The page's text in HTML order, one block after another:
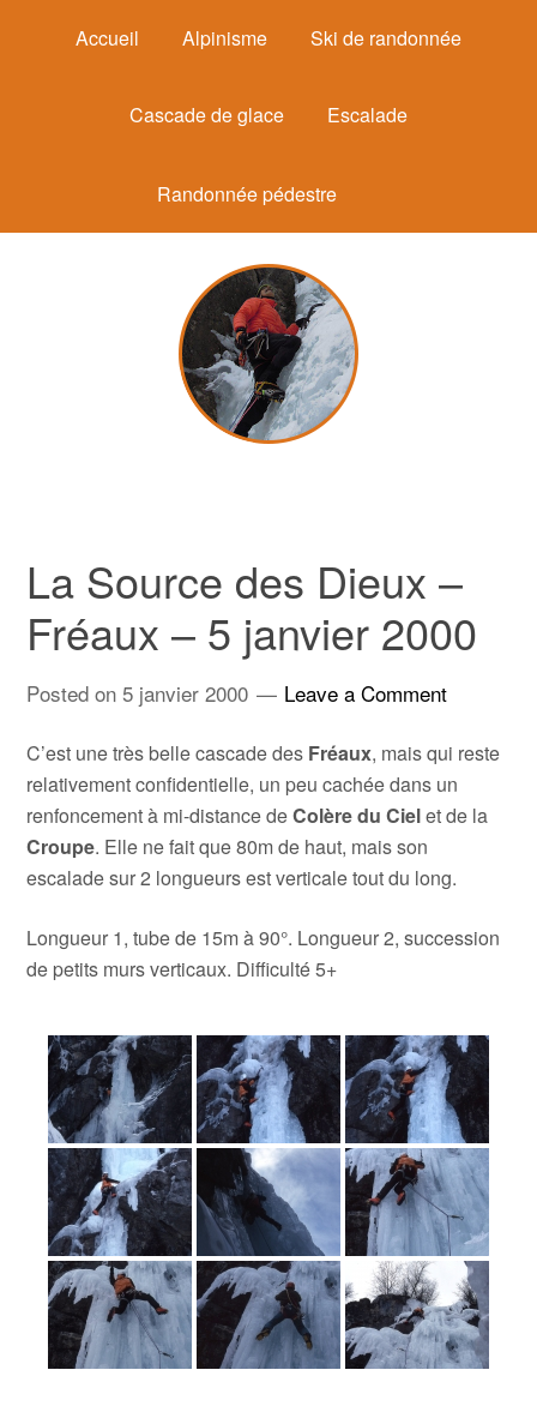
Accueil Alpinisme Ski de randonnée
Cascade de glace Escalade
Randonnée pédestre
La Source des Dieux –
Fréaux – 5 janvier 2000
Posted on 5 janvier 2000 Leave a Comment
C’est une très belle cascade des Fréaux, mais qui reste
relativement confidentielle, un peu cachée dans un
renfoncement à mi-distance deColère du Cielet de la
Croupe. Elle ne fait que 80m de haut, mais son
escalade sur 2 longueurs est verticale tout du long.
Longueur 1, tube de 15m à 90°. Longueur 2, succession
de petits murs verticaux. Difficulté 5+